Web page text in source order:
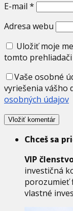
E-mail *
Adresa webu
Uložiť moje
tomto
Vaše osobné
vyriešenia vášho
osobných údajov
Chceš sa
VIP
investičná
porozumieť
vlastné